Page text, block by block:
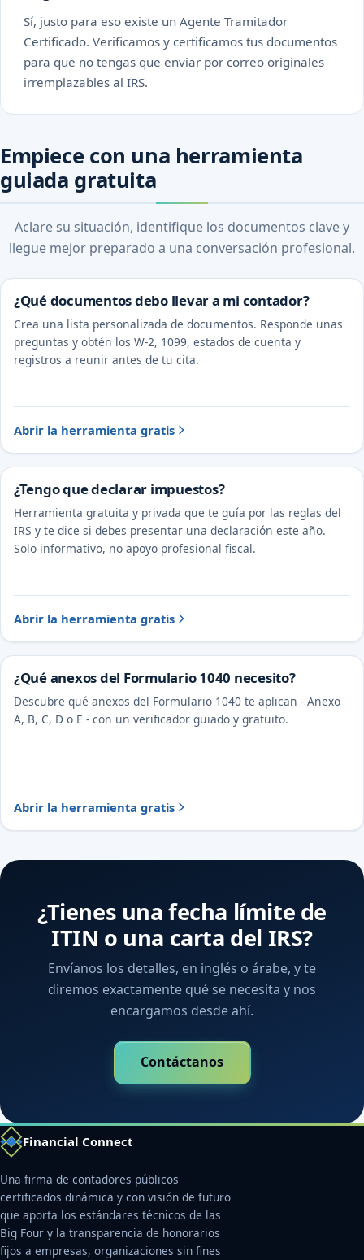
Sí, justo para eso existe un Agente Tramitador
Certificado. Verificamos y certificamos tus documentos
para que no tengas que enviar por correo originales
irremplazables al IRS.
Empiece con una herramienta
guiada gratuita
Aclare su situación, identifique los documentos clave y
llegue mejor preparado a una conversación profesional.
¿Qué documentos debo llevar a mi contador?
Crea una lista personalizada de documentos. Responde unas
preguntas y obtén los W-2, 1099, estados de cuenta y
registros a reunir antes de tu cita.
Abrir la herramienta gratis
¿Tengo que declarar impuestos?
Herramienta gratuita y privada que te guía por las reglas del
IRS y te dice si debes presentar una declaración este año.
Solo informativo, no apoyo profesional fiscal.
Abrir la herramienta gratis
¿Qué anexos del Formulario 1040 necesito?
Descubre qué anexos del Formulario 1040 te aplican - Anexo
A, B, C, D o E - con un verificador guiado y gratuito.
Abrir la herramienta gratis
¿Tienes una fecha límite de
ITIN o una carta del IRS?
Envíanos los detalles, en inglés o árabe, y te
diremos exactamente qué se necesita y nos
encargamos desde ahí.
Contáctanos
Financial Connect
Una firma de contadores públicos
certificados dinámica y con visión de futuro
que aporta los estándares técnicos de las
Big Four y la transparencia de honorarios
fijos a empresas, organizaciones sin fines